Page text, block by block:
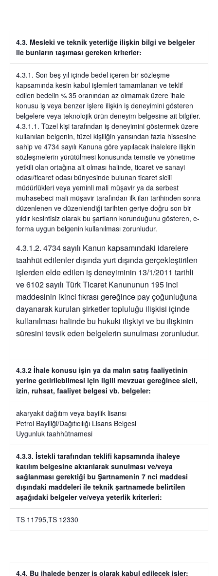
4.3. Mesleki ve teknik yeterliğe ilişkin bilgi ve belgeler
ile bunların taşıması gereken kriterler:
4.3.1. Son beş yıl içinde bedel içeren bir sözleşme
kapsamında kesin kabul işlemleri tamamlanan ve teklif
edilen bedelin % 35 oranından az olmamak üzere ihale
konusu iş veya benzer işlere ilişkin iş deneyimini gösteren
belgelere veya teknolojik ürün deneyim belgesine ait bilgiler.
4.3.1.1. Tüzel kişi tarafından iş deneyimini göstermek üzere
kullanılan belgenin, tüzel kişiliğin yarısından fazla hissesine
sahip ve 4734 sayılı Kanuna göre yapılacak ihalelere ilişkin
sözleşmelerin yürütülmesi konusunda temsile ve yönetime
yetkili olan ortağına ait olması halinde, ticaret ve sanayi
odası/ticaret odası bünyesinde bulunan ticaret sicili
müdürlükleri veya yeminli mali müşavir ya da serbest
muhasebeci mali müşavir tarafından ilk ilan tarihinden sonra
düzenlenen ve düzenlendiği tarihten geriye doğru son bir
yıldır kesintisiz olarak bu şartların korunduğunu gösteren, e-
forma uygun belgenin kullanılması zorunludur.
4.3.1.2. 4734 sayılı Kanun kapsamındaki idarelere
taahhüt edilenler dışında yurt dışında gerçekleştirilen
işlerden elde edilen iş deneyiminin 13/1/2011 tarihli
ve 6102 sayılı Türk Ticaret Kanununun 195 inci
maddesinin ikinci fıkrası gereğince pay çoğunluğuna
dayanarak kurulan şirketler topluluğu ilişkisi içinde
kullanılması halinde bu hukuki ilişkiyi ve bu ilişkinin
süresini tevsik eden belgelerin sunulması zorunludur.
4.3.2 İhale konusu işin ya da malın satış faaliyetinin
yerine getirilebilmesi için ilgili mevzuat gereğince sicil,
izin, ruhsat, faaliyet belgesi vb. belgeler:
akaryakıt dağıtım veya bayilik lisansı
Petrol Bayiliği/Dağıtıcılığı Lisans Belgesi
Uygunluk taahhütnamesi
4.3.3. İstekli tarafından teklifi kapsamında ihaleye
katılım belgesine aktarılarak sunulması ve/veya
sağlanması gerektiği bu Şartnamenin 7 nci maddesi
dışındaki maddeleri ile teknik şartnamede belirtilen
aşağıdaki belgeler ve/veya yeterlik kriterleri:
TS 11795,TS 12330
4.4. Bu ihalede benzer iş olarak kabul edilecek işler: